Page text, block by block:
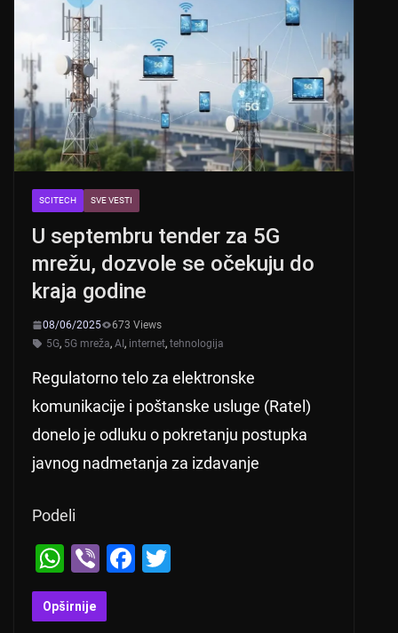
SCITECH SVE VESTI
U septembru tender za 5G
mrežu, dozvole se očekuju do
kraja godine
08/06/2025
673 Views
5G, 5G mreža, AI, internet, tehnologija
Regulatorno telo za elektronske
komunikacije i poštanske usluge (Ratel)
donelo je odluku o pokretanju postupka
javnog nadmetanja za izdavanje
Podeli
W
h
at
Vi
b
er
F
Opširnije